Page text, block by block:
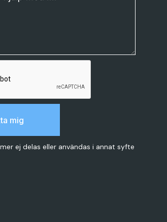
ej delas eller användas i annat syfte